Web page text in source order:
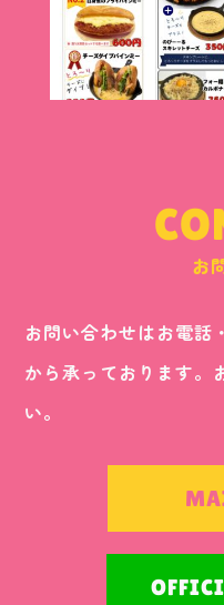
お
お問い合わせはお電話
から承っております。
い。